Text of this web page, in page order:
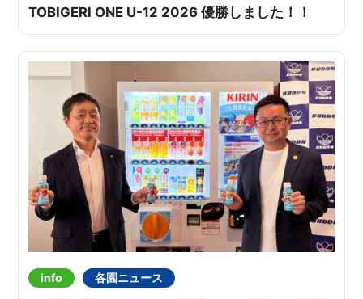
TOBIGERI ONE U-12 2026 優勝しました！！
info 各園ニュース